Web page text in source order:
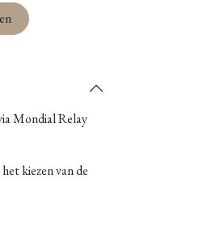
Mondial Relay
kiezen van de